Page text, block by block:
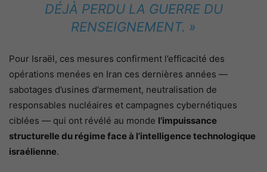
DÉJÀ PERDU LA GUERRE DU
RENSEIGNEMENT. »
Pour Israël, ces mesures confirment l’efficacité des
opérations menées en Iran ces dernières années —
sabotages d’usines d’armement, neutralisation de
responsables nucléaires et campagnes cybernétiques
ciblées — qui ont révélé au monde l’impuissance
structurelle du régime face à l’intelligence technologique
israélienne.